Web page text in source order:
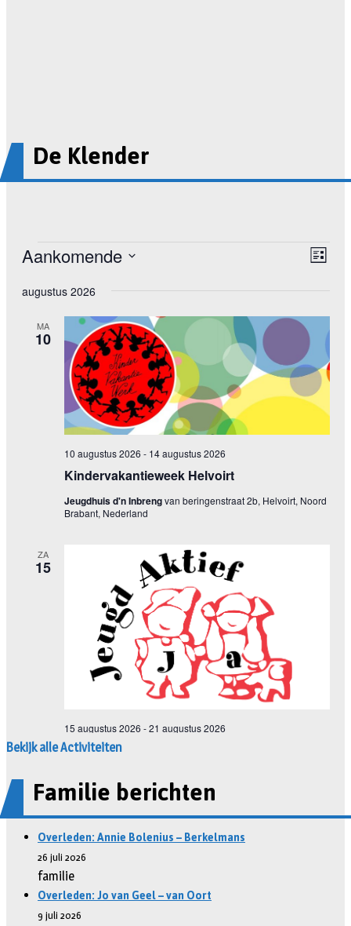
De Klender
Bekijk alle Activiteiten
Familie berichten
Overleden: Annie Bolenius – Berkelmans
26 juli 2026
familie
Overleden: Jo van Geel – van Oort
9 juli 2026